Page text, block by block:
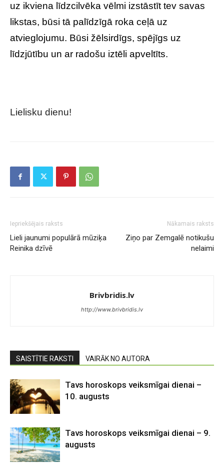
uz ikviena līdzcilvēka vēlmi izstāstīt tev savas
likstas, būsi tā palīdzīgā roka ceļā uz
atvieglojumu. Būsi žēlsirdīgs, spējīgs uz
līdzjūtību un ar radošu iztēli apveltīts.
Lielisku dienu!
Iepriekšējais raksts
Lieli jaunumi populārā mūziķa
Reinika dzīvē
Nākamais raksts
Ziņo par Zemgalē notikušu
nelaimi
Brivbridis.lv
http://www.brivbridis.lv
SAISTĪTIE RAKSTI VAIRĀK NO AUTORA
Tavs horoskops veiksmīgai dienai –
10. augusts
Tavs horoskops veiksmīgai dienai – 9.
augusts